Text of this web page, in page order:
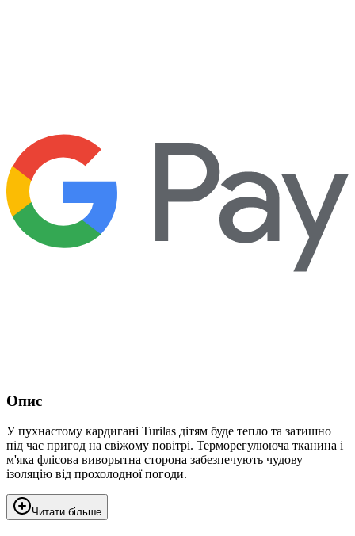
Опис
У пухнастому кардигані Turilas дітям буде тепло та затишно
під час пригод на свіжому повітрі. Терморегулююча тканина і
м'яка флісова виворытна сторона забезпечують чудову
ізоляцію від прохолодної погоди.
Читати більше